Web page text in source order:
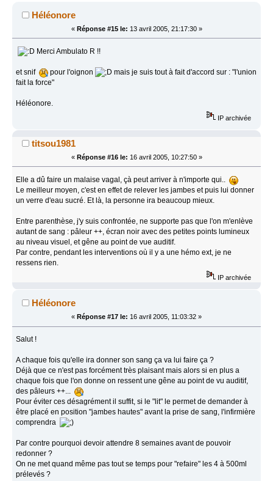
Héléonore
« Réponse #15 le: 13 avril 2005, 21:17:30 »
Merci Ambulato R !!
et snif pour l'oignon
mais je suis tout à fait d'accord sur : "l'union
fait la force"
Héléonore.
IP archivée
titsou1981
« Réponse #16 le: 16 avril 2005, 10:27:50 »
Elle a dû faire un malaise vagal, çà peut arriver à n'importe qui..
Le meilleur moyen, c'est en effet de relever les jambes et puis lui donner
un verre d'eau sucré. Et là, la personne ira beaucoup mieux.
Entre parenthèse, j'y suis confrontée, ne supporte pas que l'on m'enlève
autant de sang : pâleur ++, écran noir avec des petites points lumineux
au niveau visuel, et gêne au point de vue auditif.
Par contre, pendant les interventions où il y a une hémo ext, je ne
ressens rien.
IP archivée
Héléonore
« Réponse #17 le: 16 avril 2005, 11:03:32 »
Salut !
A chaque fois qu'elle ira donner son sang ça va lui faire ça ?
Déjà que ce n'est pas forcément très plaisant mais alors si en plus a
chaque fois que l'on donne on ressent une gêne au point de vu auditif,
des pâleurs ++...
Pour éviter ces désagrément il suffit, si le "lit" le permet de demander à
être placé en position "jambes hautes" avant la prise de sang, l'infirmière
comprendra
Par contre pourquoi devoir attendre 8 semaines avant de pouvoir
redonner ?
On ne met quand même pas tout se temps pour "refaire" les 4 à 500ml
prélevés ?